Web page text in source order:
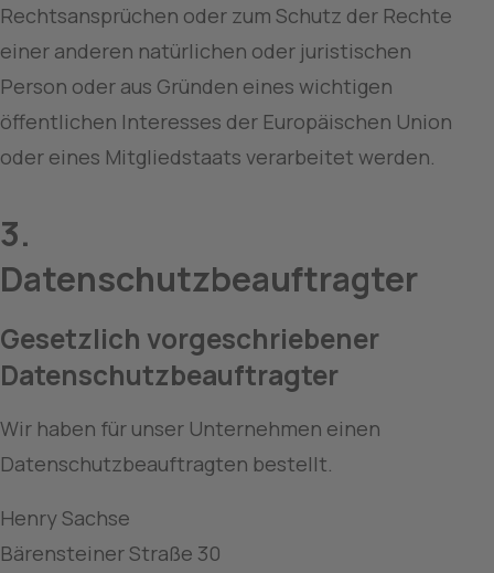
Rechtsansprüchen oder zum Schutz der Rechte
einer anderen natürlichen oder juristischen
Person oder aus Gründen eines wichtigen
öffentlichen Interesses der Europäischen Union
oder eines Mitgliedstaats verarbeitet werden.
3.
Datenschutzbeauftragter
Gesetzlich vorgeschriebener
Datenschutzbeauftragter
Wir haben für unser Unternehmen einen
Datenschutzbeauftragten bestellt.
Henry Sachse
Bärensteiner Straße 30